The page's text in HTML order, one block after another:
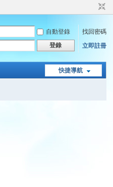
自動登錄
找回密碼
登錄 立即註冊
快捷導航